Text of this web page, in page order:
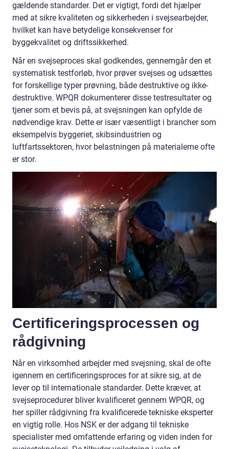
gældende standarder. Det er vigtigt, fordi det hjælper
med at sikre kvaliteten og sikkerheden i svejsearbejder,
hvilket kan have betydelige konsekvenser for
byggekvalitet og driftssikkerhed.
Når en svejseproces skal godkendes, gennemgår den et
systematisk testforløb, hvor prøver svejses og udsættes
for forskellige typer prøvning, både destruktive og ikke-
destruktive. WPQR dokumenterer disse testresultater og
tjener som et bevis på, at svejsningen kan opfylde de
nødvendige krav. Dette er især væsentligt i brancher som
eksempelvis byggeriet, skibsindustrien og
luftfartssektoren, hvor belastningen på materialerne ofte
er stor.
Certificeringsprocessen og
rådgivning
Når en virksomhed arbejder med svejsning, skal de ofte
igennem en certificeringsproces for at sikre sig, at de
lever op til internationale standarder. Dette kræver, at
svejseprocedurer bliver kvalificeret gennem WPQR, og
her spiller rådgivning fra kvalificerede tekniske eksperter
en vigtig rolle. Hos NSK er der adgang til tekniske
specialister med omfattende erfaring og viden inden for